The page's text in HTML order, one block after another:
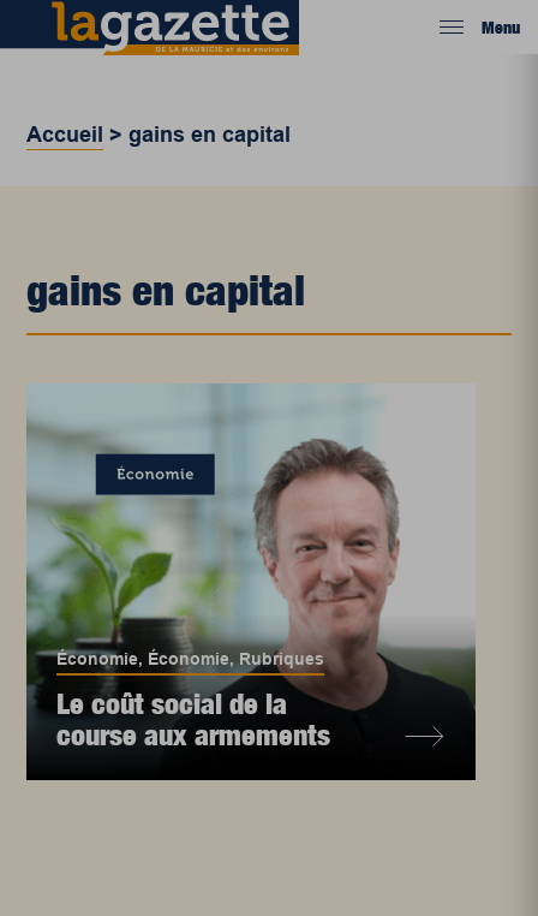
Menu
Accueil >gains en capital
gains en capital
Économie, Économie, Rubriques
Le coût social de la
course aux armements